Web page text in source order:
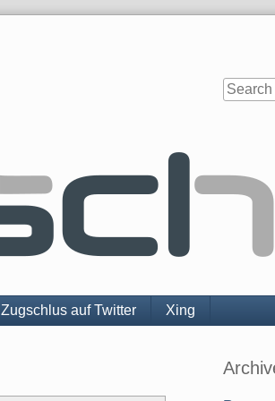
Zugschlus auf Twitter Xing
Sidebar